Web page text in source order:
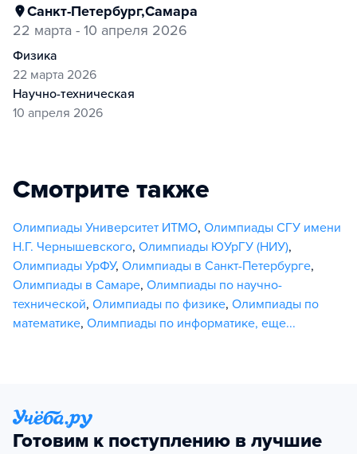
Санкт-Петербург,Самара
22 марта - 10 апреля 2026
физика
22 марта 2026
научно-техническая
10 апреля 2026
Смотрите также
Олимпиады Университет ИТМО, Олимпиады СГУ имени
Н.Г. Чернышевского, Олимпиады ЮУрГУ (НИУ),
Олимпиады УрФУ, Олимпиады в Санкт-Петербурге,
Олимпиады в Самаре, Олимпиады по научно-
технической, Олимпиады по физике, Олимпиады по
математике, Олимпиады по информатике, еще...
Готовим к поступлению в лучшие